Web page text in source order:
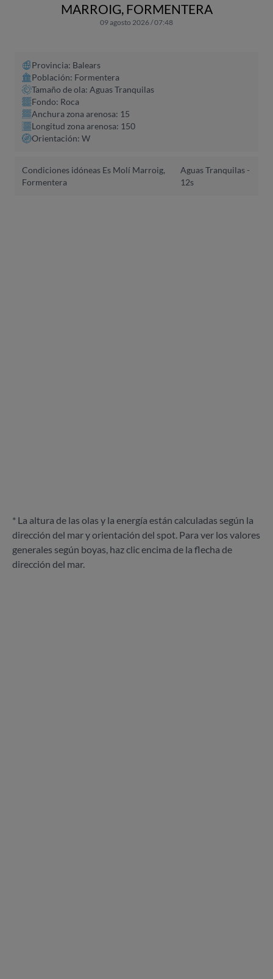
MARROIG, FORMENTERA
09 agosto 2026 / 07:48
Provincia: Balears
Población: Formentera
Tamaño de ola: Aguas Tranquilas
Fondo: Roca
Anchura zona arenosa: 15
Longitud zona arenosa: 150
Orientación: W
Condiciones idóneas Es Molí Marroig,
Formentera
Aguas Tranquilas -
12s
* La altura de las olas y la energía están calculadas según la
dirección del mar y orientación del spot. Para ver los valores
generales según boyas, haz clic encima de la flecha de
dirección del mar.